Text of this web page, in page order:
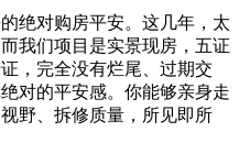
对购房平安。这几年，太
我们项目是实景现房，五证
，完全没有烂尾、过期交
对的平安感。你能够亲身走
野、拆修质量，所见即所